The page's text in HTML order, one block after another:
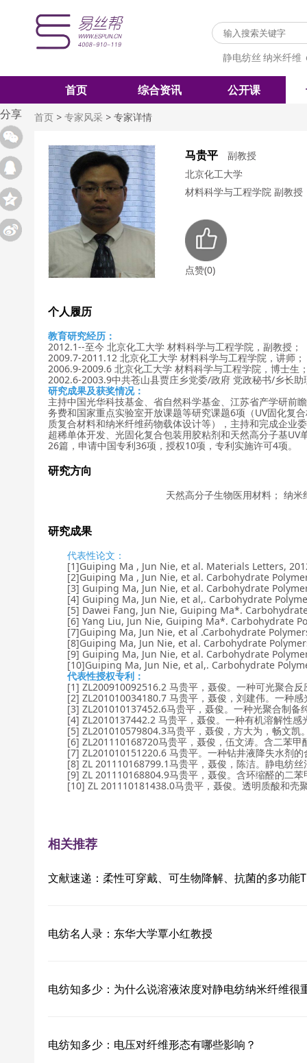
静电纺丝 纳米纤维
首页 综合资讯 公开课
首页 > 专家风采 > 专家详情
马贵平
副教授
北京化工大学
材料科学与工程学院 副教授
点赞(0)
个人履历
教育研究经历：
2012.1--至今 北京化工大学 材料科学与工程学院，副教授；
2009.7-2011.12 北京化工大学 材料科学与工程学院，讲师；
2006.9-2009.6 北京化工大学 材料科学与工程学院，博士生
2002.6-2003.9中共苍山县贾庄乡党委/政府 党政秘书/乡长助
研究成果及获奖情况：
主持中国光华科技基金、省自然科学基金、江苏省产学研前
务费和国家重点实验室开放课题等研究课题6项（UV固化复
质复合材料和纳米纤维药物载体设计等），主持和完成企业
超稀单体开发、光固化复合包装用胶粘剂和天然高分子基
26篇，申请中国专利36项，授权10项，专利实施许可4项。
研究方向
天然高分子生物医用材料； 纳米纤维材料
研究成果
代表性论文：
[1]Guiping Ma , Jun Nie, et al. Materials Letters,
[2]Guiping Ma , Jun Nie, et al. Carbohydrate
[3] Guiping Ma, Jun Nie, et al. Carbohydrate
[4] Guiping Ma, Jun Nie, et al,. Carbohydrate
[5] Dawei Fang, Jun Nie, Guiping Ma*. Carbohydrate
[6] Yang Liu, Jun Nie, Guiping Ma*. Carbohydrate
[7]Guiping Ma, Jun Nie, et al .Carbohydrate
[8]Guiping Ma, Jun Nie, et al. Carbohydrate
[9] Guiping Ma, Jun Nie, et al. Carbohydrate
[10]Guiping Ma, Jun Nie, et al,. Carbohydrate
代表性授权专利：
[1] ZL200910092516.2 马贵平，聂俊。一种可光聚合反
[2] ZL201010034180.7 马贵平，聂俊，刘建伟。一种感
[3] ZL201010137452.6马贵平，聂俊。一种光聚合制备
[4] ZL2010137442.2 马贵平，聂俊。一种有机溶解性感
[5] ZL201010579804.3马贵平，聂俊，方大为，畅文凯
[6] ZL201110168720马贵平，聂俊，伍文涛。含二苯甲
[7] ZL201010151220.6 马贵平。一种钻井液降失水剂的
[8] ZL 201110168799.1马贵平，聂俊，陈洁。静电纺丝
[9] ZL 201110168804.9马贵平，聂俊。含环缩醛的二苯
[10] ZL 201110181438.0马贵平，聂俊。透明质酸和壳
相关推荐
文献速递：柔性可穿戴、可生物降解、抗菌的多功能
电纺名人录：东华大学覃小红教授
电纺知多少：为什么说溶液浓度对静电纺纳米纤维很
电纺知多少：电压对纤维形态有哪些影响？
分享